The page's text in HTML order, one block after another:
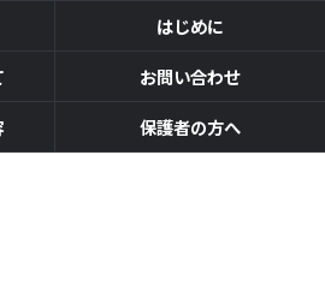
はじめに
お問い合わせ
保護者の方へ